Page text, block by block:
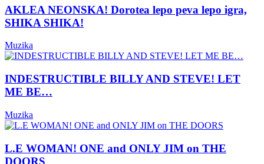
AKLEA NEONSKA! Dorotea lepo peva lepo igra,
SHIKA SHIKA!
Muzika
INDESTRUCTIBLE BILLY AND STEVE! LET
ME BE…
Muzika
L.E WOMAN! ONE and ONLY JIM on THE
DOORS